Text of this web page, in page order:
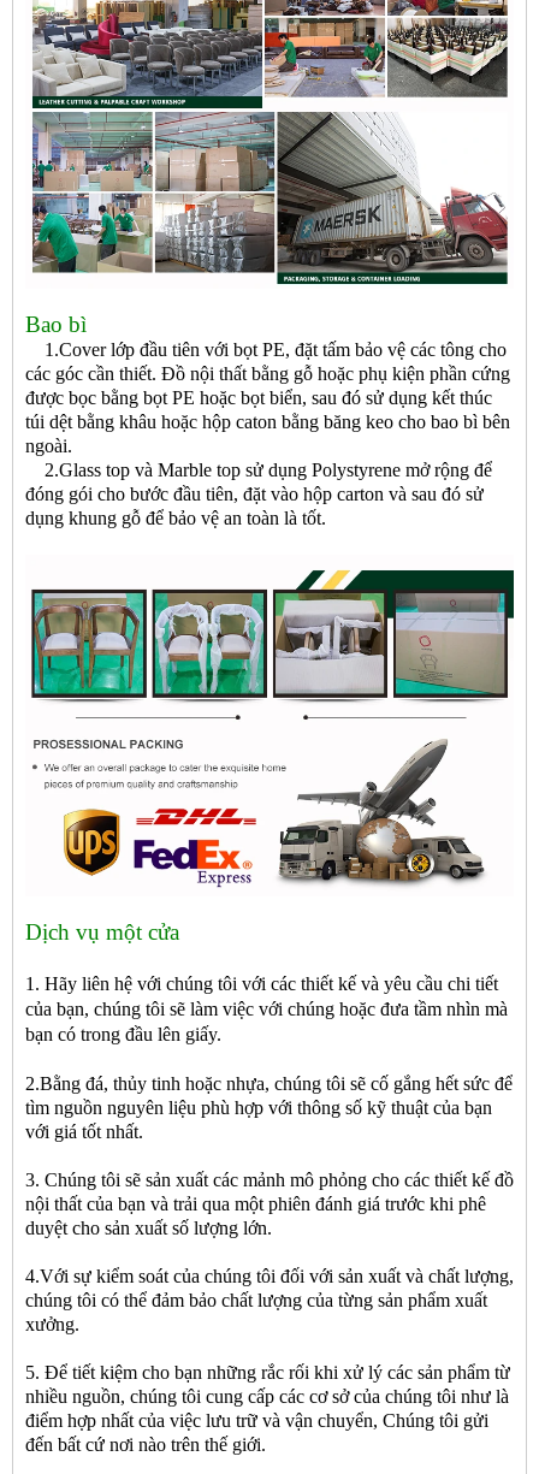
Bao bì
1.Cover lớp đầu tiên với bọt PE, đặt tấm bảo vệ các tông cho
các góc cần thiết. Đồ nội thất bằng gỗ hoặc phụ kiện phần cứng
được bọc bằng bọt PE hoặc bọt biển, sau đó sử dụng kết thúc
túi dệt bằng khâu hoặc hộp caton bằng băng keo cho bao bì bên
ngoài.
2.Glass top và Marble top sử dụng Polystyrene mở rộng để
đóng gói cho bước đầu tiên, đặt vào hộp carton và sau đó sử
dụng khung gỗ để bảo vệ an toàn là tốt.
Dịch vụ một cửa
1. Hãy liên hệ với chúng tôi với các thiết kế và yêu cầu chi tiết
của bạn, chúng tôi sẽ làm việc với chúng hoặc đưa tầm nhìn mà
bạn có trong đầu lên giấy.
2.Bằng đá, thủy tinh hoặc nhựa, chúng tôi sẽ cố gắng hết sức để
tìm nguồn nguyên liệu phù hợp với thông số kỹ thuật của bạn
với giá tốt nhất.
3. Chúng tôi sẽ sản xuất các mảnh mô phỏng cho các thiết kế đồ
nội thất của bạn và trải qua một phiên đánh giá trước khi phê
duyệt cho sản xuất số lượng lớn.
4.Với sự kiểm soát của chúng tôi đối với sản xuất và chất lượng,
chúng tôi có thể đảm bảo chất lượng của từng sản phẩm xuất
xưởng.
5. Để tiết kiệm cho bạn những rắc rối khi xử lý các sản phẩm từ
nhiều nguồn, chúng tôi cung cấp các cơ sở của chúng tôi như là
điểm hợp nhất của việc lưu trữ và vận chuyển, Chúng tôi gửi
đến bất cứ nơi nào trên thế giới.